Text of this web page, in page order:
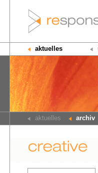
aktuelles
aktuelles archiv